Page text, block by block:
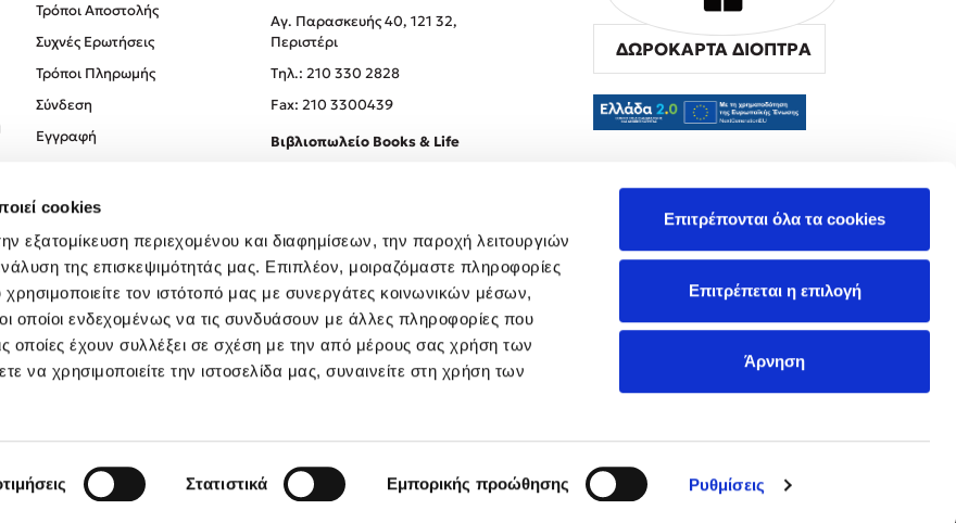
cookies
εξατομίκευση περιεχομένου και διαφημίσεων, την παροχή λειτουργιών
της επισκεψιμότητάς μας. Επιπλέον, μοιραζόμαστε πληροφορίες
τον ιστότοπό μας με συνεργάτες κοινωνικών μέσων,
οποίοι ενδεχομένως να τις συνδυάσουν με άλλες πληροφορίες που
οποίες έχουν συλλέξει σε σχέση με την από μέρους σας χρήση των
να χρησιμοποιείτε την ιστοσελίδα μας, συναινείτε στη χρήση των
Στατιστικά Εμπορικής προώθησης Ρυθμίσεις
Επιτρέπονται όλα τα cookies
Επιτρέπεται η επιλογή
Άρνηση
Τρόποι Αποστολής
Συχνές Ερωτήσεις
Τρόποι Πληρωμής
Σύνδεση
Εγγραφή
Αγ. Παρασκευής 40, 121 32,
Περιστέρι
Tηλ.: 210 330 2828
Fax: 210 3300439
Βιβλιοπωλείο Books & Life
ΔΩΡΟΚΑΡΤΑ ΔΙΟΠΤΡΑ
Created by Powered by